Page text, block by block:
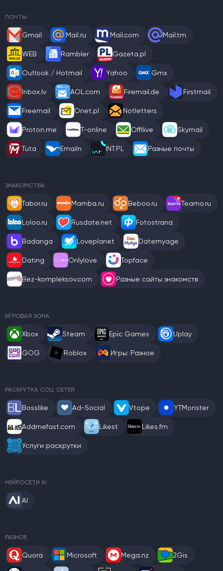
ПОЧТЫ
Gmail Mail.ru Mail.com Mail.tm
WEB Rambler Gazeta.pl
Outlook / Hotmail Yahoo Gmx
Inbox.lv AOL.com Firemail.de Firstmail
Freemail Onet.pl Notletters
Proton.me T-online Offilive Skymail
Tuta Emailn INT.PL Разные почты
ЗНАКОМСТВА
Tabor.ru Mamba.ru Beboo.ru Teamo.ru
Loloo.ru Rusdate.net Fotostrana
Badanga Loveplanet Datemyage
Dating Onlylove Topface
Bez-kompleksov.com Разные сайты знакомств
ИГРОВАЯ ЗОНА
Xbox Steam Epic Games Uplay
GOG Roblox Игры: Разное
РАСКРУТКА СОЦ. СЕТЕЙ
Bosslike Ad-Social Vtope YTMonster
Addmefast.com Likest Likes.fm
Услуги раскрутки
НЕЙРОСЕТИ AI
AI
РАЗНОЕ
Quora Microsoft Mega.nz 2Gis